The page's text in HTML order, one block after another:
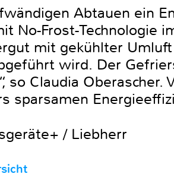
Abtauen ein
No-Frost-Technologie
mit gekühlter
wird. Der
so Claudia
sparsamen
/ Liebherr